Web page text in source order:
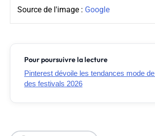
Source de l'image : Google
Pour poursuivre la lecture
Pinterest dévoile les tendances mode
des festivals 2026